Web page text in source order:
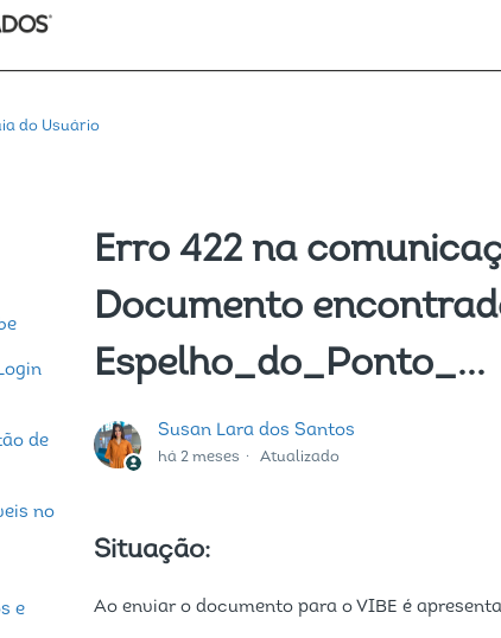
do Usuário
de
no
e
Erro 422 na
Documento
Espelho_do_Ponto_...
Susan Lara dos Santos
há 2 meses Atualizado
Situação:
Ao enviar o documento para o VIBE é